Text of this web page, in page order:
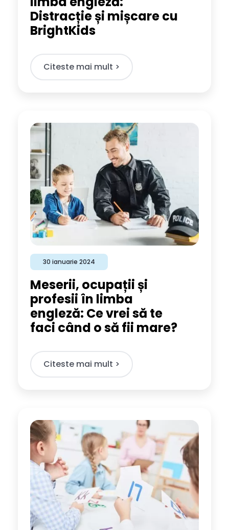
Distracție și mișcare cu
BrightKids
Citeste mai mult >​
30 ianuarie 2024
Meserii, ocupații și
profesii în limba
engleză: Ce vrei să te
faci când o să fii mare?
Citeste mai mult >​